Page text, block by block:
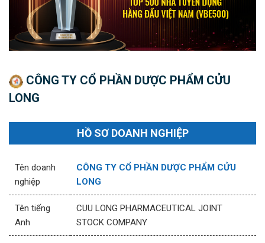
CÔNG TY CỔ PHẦN DƯỢC PHẨM CỬU
LONG
HỒ SƠ DOANH NGHIỆP
Tên doanh
nghiệp
CÔNG TY CỔ PHẦN DƯỢC PHẨM CỬU
LONG
Tên tiếng
Anh
CUU LONG PHARMACEUTICAL JOINT
STOCK COMPANY